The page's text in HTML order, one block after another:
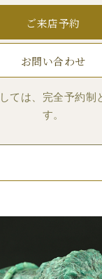
ご来店予約
お問い合わせ
ては、完全予約制
す。